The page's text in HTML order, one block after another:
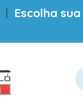
| Escolha